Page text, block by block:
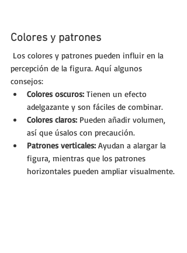
Colores y patrones
percepción de la figura. Aquí algunos
consejos:
Colores oscuros: Tienen un efecto
adelgazante y son fáciles de combinar.
Colores claros: Pueden añadir volumen,
así que úsalos con precaución.
Patrones verticales: Ayudan a alargar la
figura, mientras que los patrones
horizontales pueden ampliar visualmente.